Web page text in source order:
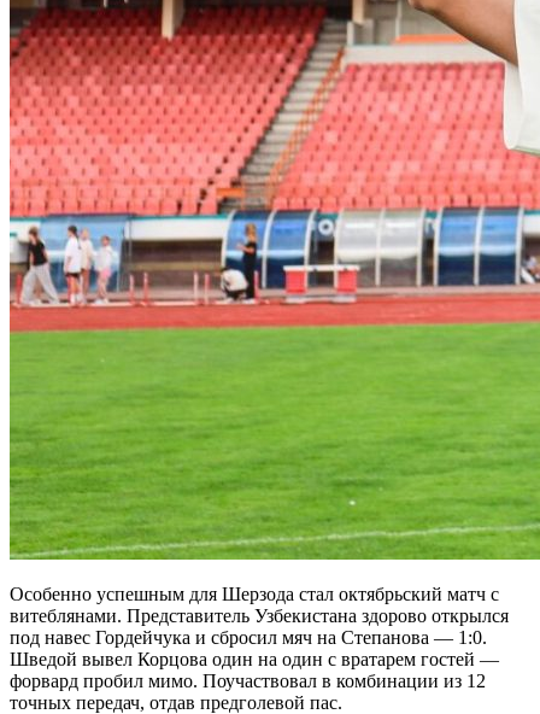
Особенно успешным для Шерзода стал октябрьский матч с
витеблянами. Представитель Узбекистана здорово открылся
под навес Гордейчука и сбросил мяч на Степанова — 1:0.
Шведой вывел Корцова один на один с вратарем гостей —
форвард пробил мимо. Поучаствовал в комбинации из 12
точных передач, отдав предголевой пас.